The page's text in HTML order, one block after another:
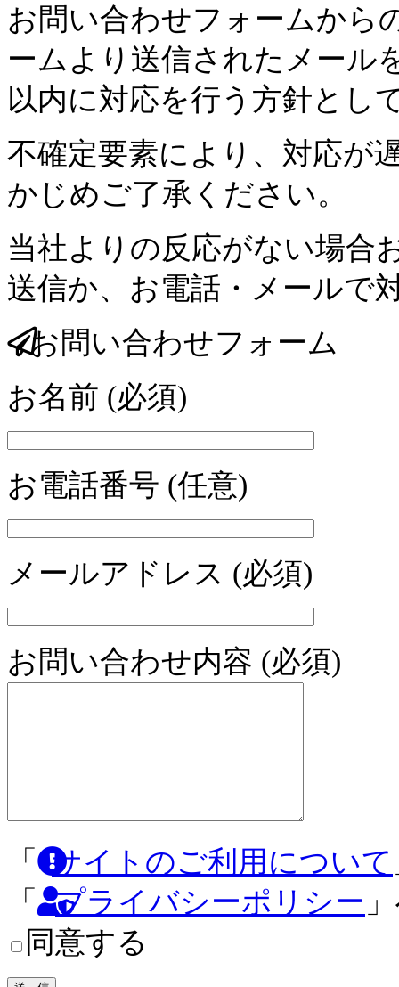
お問い合わせフォームから
ームより送信されたメール
以内に対応を行う方針とし
不確定要素により、対応が
かじめご了承ください。
当社よりの反応がない場合
送信か、お電話・メールで
お問い合わせフォーム
お名前 (必須)
お電話番号 (任意)
メールアドレス (必須)
お問い合わせ内容 (必須)
「 サイトのご利用について
「
プライバシーポリシー
同意する